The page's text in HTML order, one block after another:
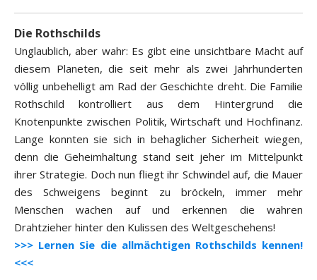
Die Rothschilds
Unglaublich, aber wahr: Es gibt eine unsichtbare Macht auf
diesem Planeten, die seit mehr als zwei Jahrhunderten
völlig unbehelligt am Rad der Geschichte dreht. Die Familie
Rothschild kontrolliert aus dem Hintergrund die
Knotenpunkte zwischen Politik, Wirtschaft und Hochfinanz.
Lange konnten sie sich in behaglicher Sicherheit wiegen,
denn die Geheimhaltung stand seit jeher im Mittelpunkt
ihrer Strategie. Doch nun fliegt ihr Schwindel auf, die Mauer
des Schweigens beginnt zu bröckeln, immer mehr
Menschen wachen auf und erkennen die wahren
Drahtzieher hinter den Kulissen des Weltgeschehens!
>>> Lernen Sie die allmächtigen Rothschilds kennen!
<<<